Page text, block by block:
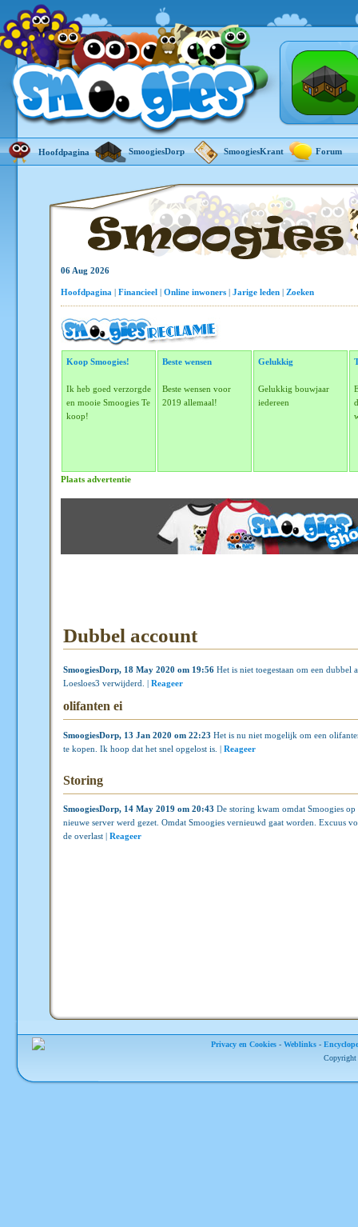
Hoofdpagina SmoogiesDorp SmoogiesKrant Forum
06 Aug 2026
Hoofdpagina | Financieel | Online inwoners | Jarige leden | Zoeken
Koop Smoogies!
Ik heb goed verzorgde
en mooie Smoogies Te
koop!
Beste wensen
Beste wensen voor
2019 allemaal!
Gelukkig
Gelukkig bouwjaar
iedereen
Plaats advertentie
Dubbel account
SmoogiesDorp, 18 May 2020 om 19:56 Het is niet toegestaan om een dubbel
Loesloes3 verwijderd. | Reageer
olifanten ei
SmoogiesDorp, 13 Jan 2020 om 22:23 Het is nu niet mogelijk om een
te kopen. Ik hoop dat het snel opgelost is. | Reageer
Storing
SmoogiesDorp, 14 May 2019 om 20:43 De storing kwam omdat Smoogies op
nieuwe server werd gezet. Omdat Smoogies vernieuwd gaat worden. Excuus
de overlast | Reageer
Privacy en Cookies- Weblinks-